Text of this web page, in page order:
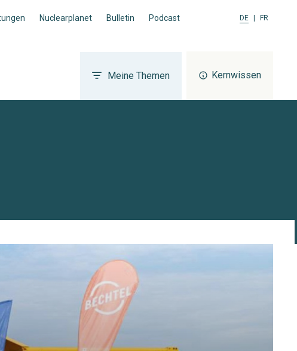
Nuclearplanet Bulletin Podcast DE FR
Meine Themen Kernwissen